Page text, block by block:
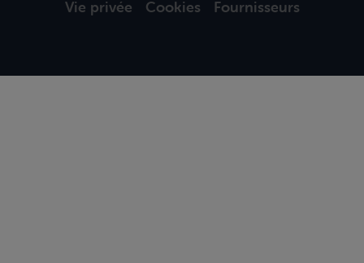
Vie privée
Cookies Fournisseurs